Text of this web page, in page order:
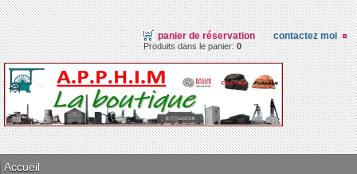
panier de réservation
Produits dans le panier:0
contactez moi
Accueil